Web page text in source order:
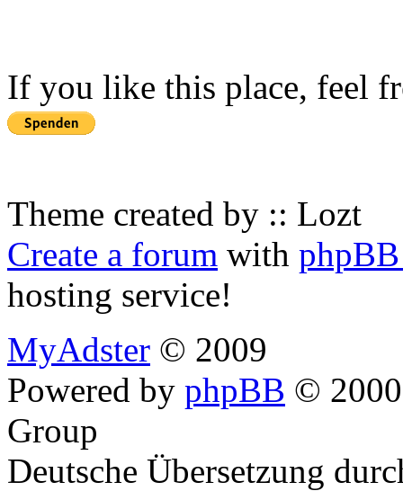
If you like this place, feel
Theme created by :: Lozt
Create a forum with
hosting service!
MyAdster © 2009
Powered by phpBB ©
Group
Deutsche Übersetzung